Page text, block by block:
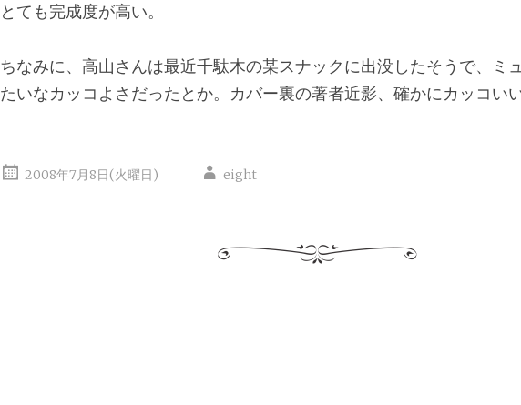
とても完成度が高い。
ちなみに、高山さんは最近千駄木の某スナックに出没したそうで、ミ
たいなカッコよさだったとか。カバー裏の著者近影、確かにカッコいい
2008年7月8日(火曜日) eight